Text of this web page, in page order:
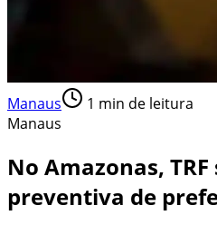
Manaus 1 min de leitura
Manaus
No Amazonas,
preventiva de